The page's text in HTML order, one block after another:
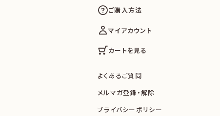
ご購入方法
マイアカウント
カートを見る
よくあるご質問
メルマガ登録・解除
プライバシーポリシー